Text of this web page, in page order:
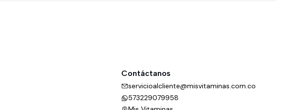
Contáctanos
servicioalcliente@misvitaminas.com.co
573229079958